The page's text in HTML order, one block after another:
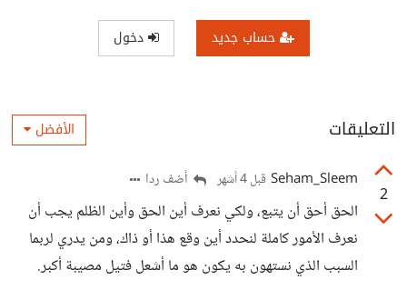
حساب جديد دخول
التعليقات الأفضل
2
Seham_Sleem قبل 4 أشهر أضف ردا
الحق أحق أن يتبع، ولكي نعرف أين الحق وأين الظلم يجب أن
نعرف الأمور كاملة لنحدد أين وقع هذا أو ذاك، ومن يدري لربما
السبب الذي نستهون به يكون هو ما أشعل فتيل مصيبة أكبر.